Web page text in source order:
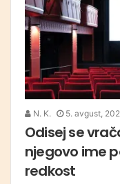
N. K. 5. avgust,
Odisej se
njegovo ime
redkost